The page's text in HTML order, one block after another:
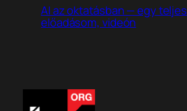
AI az oktatásban — egy teljes
előadásom, videón